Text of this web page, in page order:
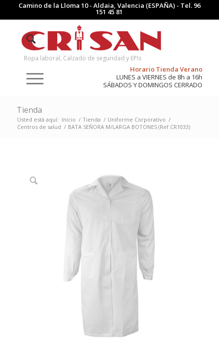
Camino de la Lloma 10 - Aldaia, Valencia (ESPAÑA) - Tel. 96
151 45 81
Ropa laboral, Calzado de seguridad y EPIs
Horario Tienda Verano
LUNES a VIERNES de 8h a 16h
SÁBADOS Y DOMINGOS CERRADO
Tienda
Usted está aquí: Inicio / Tienda / Uniforme Corporativo /
Centros de salud / BATA SEÑORA M/LARGA BOTONES (Ref.CR1033)